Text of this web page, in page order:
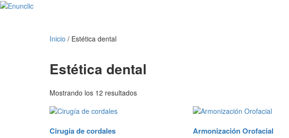
Inicio / Estética dental
Estética dental
Mostrando los 12 resultadosOrdenado
Cirugía de cordales Armonización Orofacial